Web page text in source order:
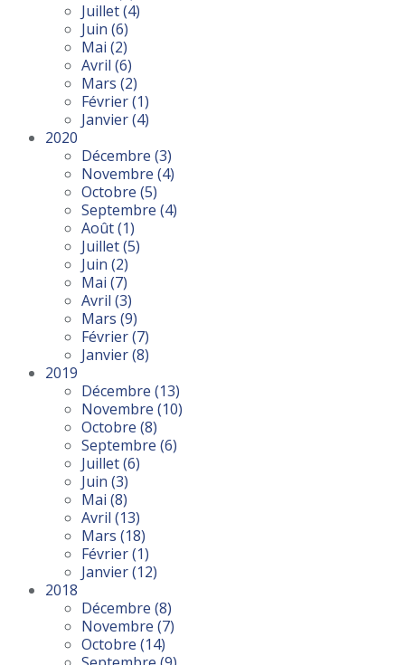
Juillet(4)
Juin (6)
Mai (2)
Avril (6)
Mars (2)
Février(1)
Janvier(4)
2020
Décembre (3)
Novembre (4)
Octobre (5)
Septembre (4)
Août(1)
Juillet(5)
Juin (2)
Mai (7)
Avril (3)
Mars (9)
Février(7)
Janvier(8)
2019
Décembre (13)
Novembre (10)
Octobre (8)
Septembre (6)
Juillet(6)
Juin (3)
Mai (8)
Avril (13)
Mars (18)
Février(1)
Janvier(12)
2018
Décembre (8)
Novembre (7)
Octobre (14)